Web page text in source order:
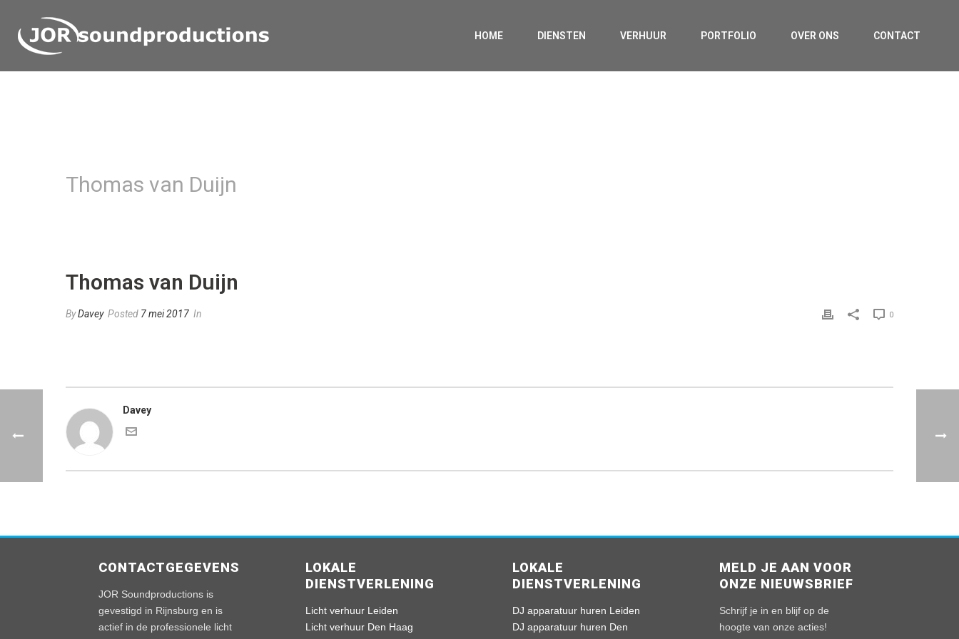
HOME DIENSTEN VERHUUR PORTFOLIO OVER ONS CONTACT
Thomas van Duijn
Thomas van Duijn
ByDavey Posted 7 mei 2017 In 0
Davey
CONTACTGEGEVENS
JOR Soundproductions is
gevestigd in Rijnsburg en is
actief in de professionele licht
LOKALE
DIENSTVERLENING
Licht verhuur Leiden
Licht verhuur Den Haag
LOKALE
DIENSTVERLENING
DJ apparatuur huren Leiden
DJ apparatuur huren Den
MELD JE AAN VOOR
ONZE NIEUWSBRIEF
Schrijf je in en blijf op de
hoogte van onze acties!